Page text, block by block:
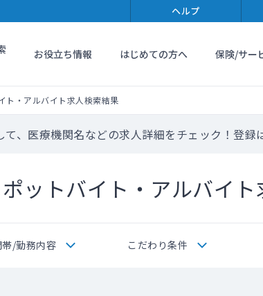
ヘルプ
お役立ち情報 はじめての方へ 保険/サー
ト・アルバイト求人検索結果
て、医療機関名などの求人詳細をチェック！登録
ットバイト・アルバイ
/勤務内容 こだわり条件